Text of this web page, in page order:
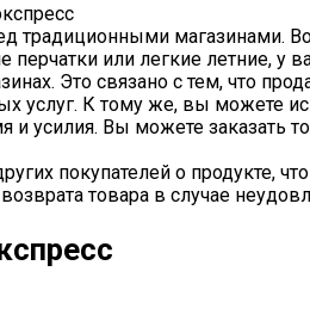
традиционными
или легкие летние, у
Это связано с тем, что
услуг. К тому же, вы можете
и усилия. Вы можете заказать
покупателей о
товара в случае